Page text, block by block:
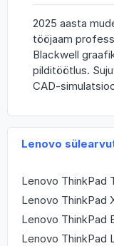
Lenovo
Lenovo ThinkPad
Lenovo ThinkPad
Lenovo ThinkPad
Lenovo ThinkPad
2025 aasta
tööjaam
Blackwell
pilditöötlus.
CAD-